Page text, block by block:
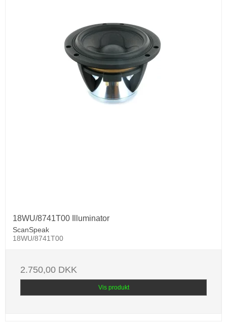
18WU/8741T00 Illuminator
ScanSpeak
18WU/8741T00
2.750,00 DKK
Vis produkt